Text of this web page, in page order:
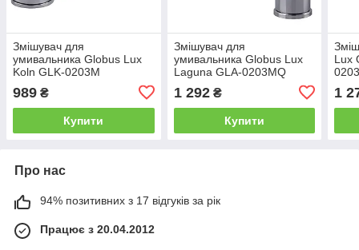
Змішувач для
умивальника Globus Lux
Koln GLK-0203M
989 ₴
Купити
Змішувач для
умивальника Globus Lux
Laguna GLA-0203MQ
1 292₴
Купити
Lux
1
Про нас
94% позитивних з 17 відгуків за рік
Працює з 20.04.2012